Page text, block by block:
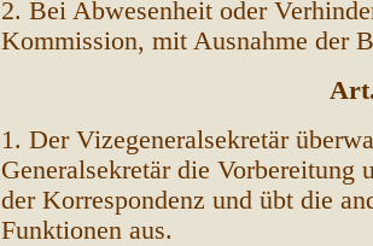
2. Bei Abwesenheit oder
Kommission, mit Ausnahme der
1. Der Vizegeneralsekretär
Generalsekretär die Vorbereitung
der Korrespondenz und übt die
Funktionen aus.